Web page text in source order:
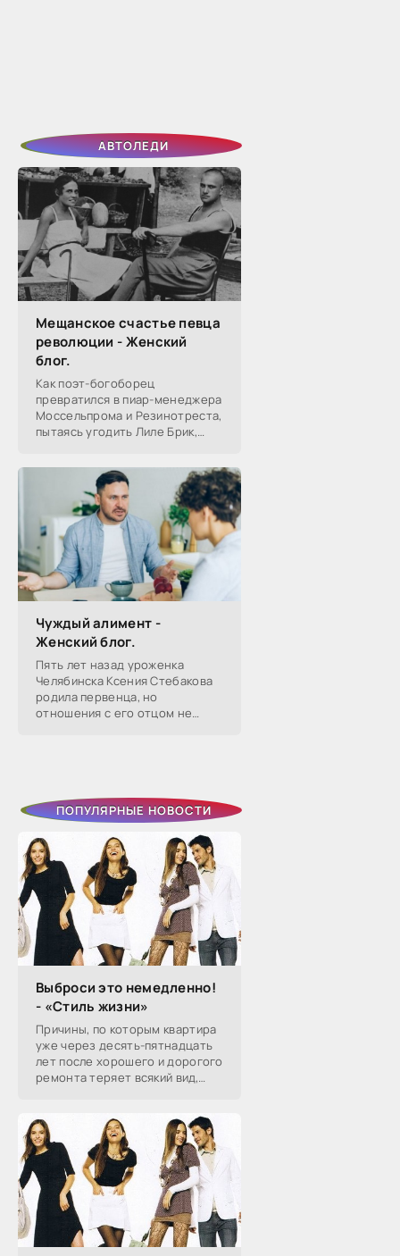
АВТОЛЕДИ
Мещанское счастье певца
революции - Женский
блог.
Как поэт-богоборец
превратился в пиар-менеджера
Моссельпрома и Резинотреста,
пытаясь угодить Лиле Брик,
смерти в 1917-м, почему он стал
советским буржуа, а не вторым
Чуждый алимент -
Женский блог.
Пять лет назад уроженка
Челябинска Ксения Стебакова
родила первенца, но
отношения с его отцом не
ПОПУЛЯРНЫЕ НОВОСТИ
Выброси это немедленно!
- «Стиль жизни»
Причины, по которым квартира
уже через десять-пятнадцать
лет после хорошего и дорогого
ремонта теряет всякий вид,
чтобы сохранить